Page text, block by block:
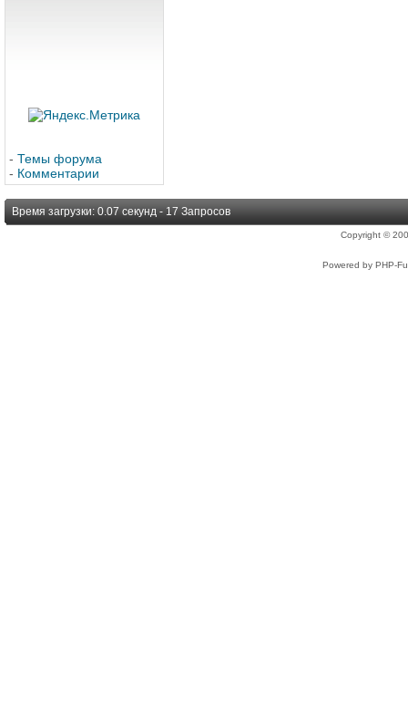
- Темы форума
- Комментарии
Время загрузки: 0.07 секунд - 17 Запросов
Copyright ©
Powered by PHP-